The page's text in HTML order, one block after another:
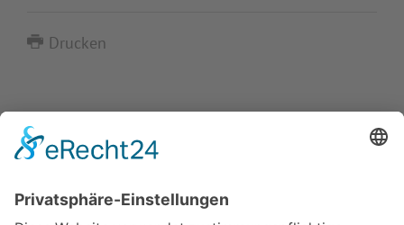
Drucken
IMPRESSUM